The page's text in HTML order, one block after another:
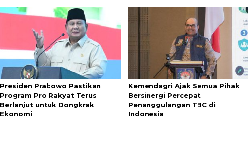
Presiden Prabowo Pastikan
Program Pro Rakyat Terus
Berlanjut untuk Dongkrak
Ekonomi
Kemendagri Ajak Semua Pihak
Bersinergi Percepat
Penanggulangan TBC di
Indonesia